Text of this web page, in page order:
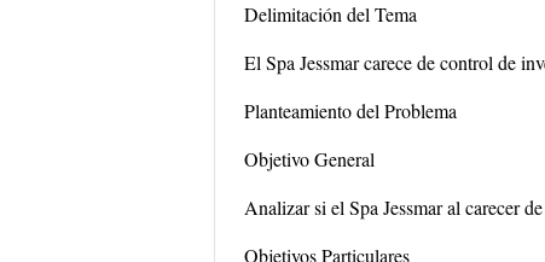
Delimitación del Tema
El Spa Jessmar carece de control de
Planteamiento del Problema
Objetivo General
Analizar si el Spa Jessmar al carecer
Objetivos Particulares